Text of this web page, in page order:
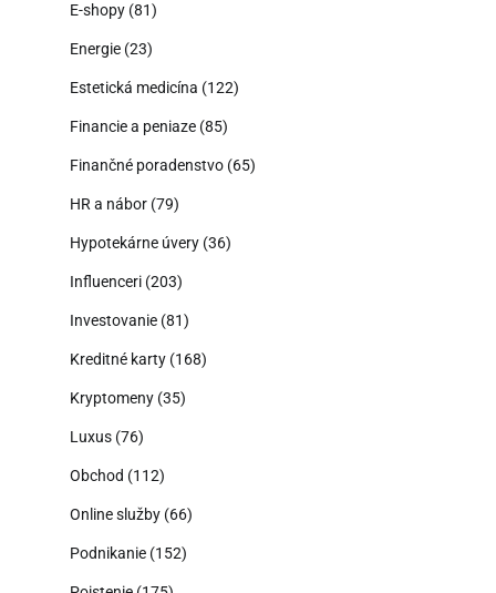
E-shopy (81)
Energie (23)
Estetická medicína (122)
Financie a peniaze (85)
Finančné poradenstvo (65)
HR a nábor (79)
Hypotekárne úvery (36)
Influenceri (203)
Investovanie (81)
Kreditné karty (168)
Kryptomeny (35)
Luxus (76)
Obchod (112)
Online služby (66)
Podnikanie (152)